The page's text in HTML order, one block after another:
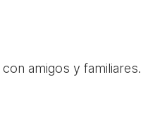
amigos y familiares.